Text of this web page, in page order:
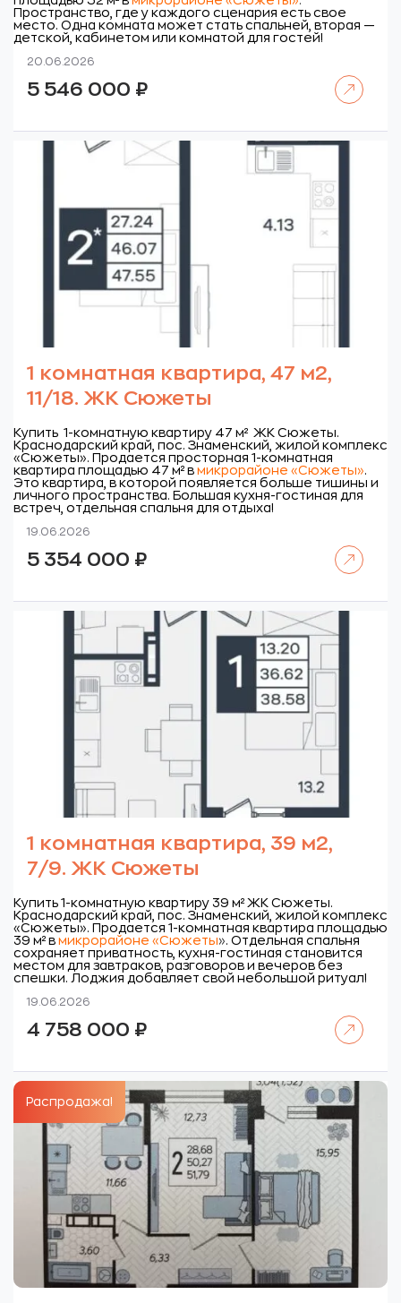
Пространство, где у каждого сценария есть свое
место. Одна комната может стать спальней, вторая —
детской, кабинетом или комнатой для гостей!
20.06.2026
5 546 000 ₽
1 комнатная квартира, 47 м2,
11/18. ЖК Сюжеты
Купить 1-комнатную квартиру 47 м² ЖК Сюжеты.
Краснодарский край, пос. Знаменский, жилой комплекс
«Сюжеты». Продается просторная 1-комнатная
квартира площадью 47 м² в микрорайоне «Сюжеты».
Это квартира, в которой появляется больше тишины и
личного пространства. Большая кухня-гостиная для
встреч, отдельная спальня для отдыха!
19.06.2026
5 354 000 ₽
1 комнатная квартира, 39 м2,
7/9. ЖК Сюжеты
Купить 1-комнатную квартиру 39 м² ЖК Сюжеты.
Краснодарский край, пос. Знаменский, жилой комплекс
«Сюжеты». Продается 1-комнатная квартира площадью
39 м² в микрорайоне «Сюжеты». Отдельная спальня
сохраняет приватность, кухня-гостиная становится
местом для завтраков, разговоров и вечеров без
спешки. Лоджия добавляет свой небольшой ритуал!
19.06.2026
4 758 000 ₽
Распродажа!